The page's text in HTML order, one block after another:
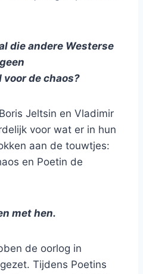
die andere Westerse
de chaos?
Jeltsin en Vladimir
voor wat er in hun
aan de touwtjes:
en Poetin de
met hen.
de oorlog in
Tijdens Poetins